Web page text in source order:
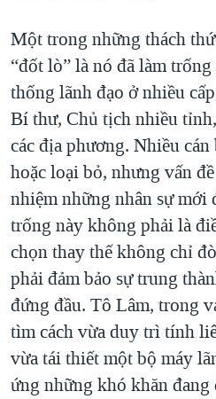
Một trong những thách
“đốt lò” là nó đã làm
thống lãnh đạo ở nhiều
Bí thư, Chủ tịch nhiều
các địa phương. Nhiều
hoặc loại bỏ, nhưng vấn
nhiệm những nhân sự mới
trống này không phải là
chọn thay thế không chỉ
phải đảm bảo sự trung
đứng đầu. Tô Lâm, trong
tìm cách vừa duy trì tính
vừa tái thiết một bộ máy
ứng những khó khăn đang